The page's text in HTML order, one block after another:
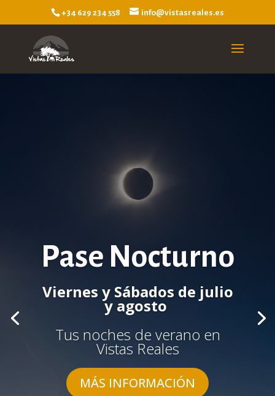
+34 629 234 558 info@vistasreales.es
Pase Nocturno
Viernes y Sábados de julio
y agosto
Tus noches de verano en
Vistas Reales
MÁS INFORMACIÓN